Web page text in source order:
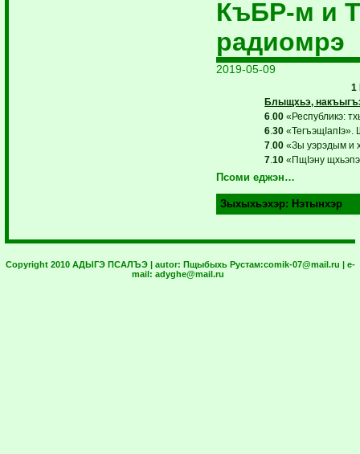
КъБР-м и
радиомрэ
2019-05-09
1
Блыщхьэ,
6.00 «Республикэ:
6.30 «ТегъэщIапIэ».
7.00 «Зы уэрэдым и
7.10 «ПщIэну
Псоми еджэн…
Зыхыхьэхэр: Нэтынхэр
Copyright 2010 АДЫГЭ ПСАЛЪЭ | autor: Пщыбыхь Рустам:comik-07@mail.ru | e-
mail: adyghe@mail.ru